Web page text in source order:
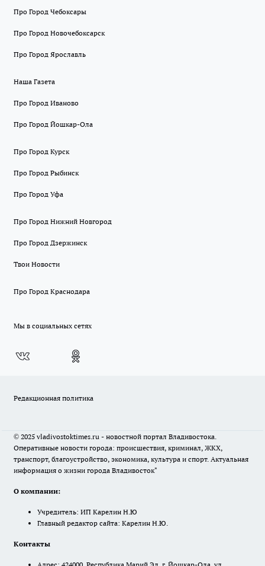
Про Город Чебоксары
Про Город Новочебоксарск
Про Город Ярославль
Наша Газета
Про Город Иваново
Про Город Йошкар-Ола
Про Город Курск
Про Город Рыбинск
Про Город Уфа
Про Город Нижний Новгород
Про Город Дзержинск
Твои Новости
Про Город Краснодара
Мы в социальных сетях
Редакционная политика
© 2025 vladivostoktimes.ru - новостной портал Владивостока.
Оперативные новости города: происшествия, криминал, ЖКХ,
транспорт, благоустройство, экономика, культура и спорт. Актуальная
информация о жизни города Владивосток"
О компании:
Учредитель: ИП Карелин Н.Ю
Главный редактор сайта: Карелин Н.Ю.
Контакты